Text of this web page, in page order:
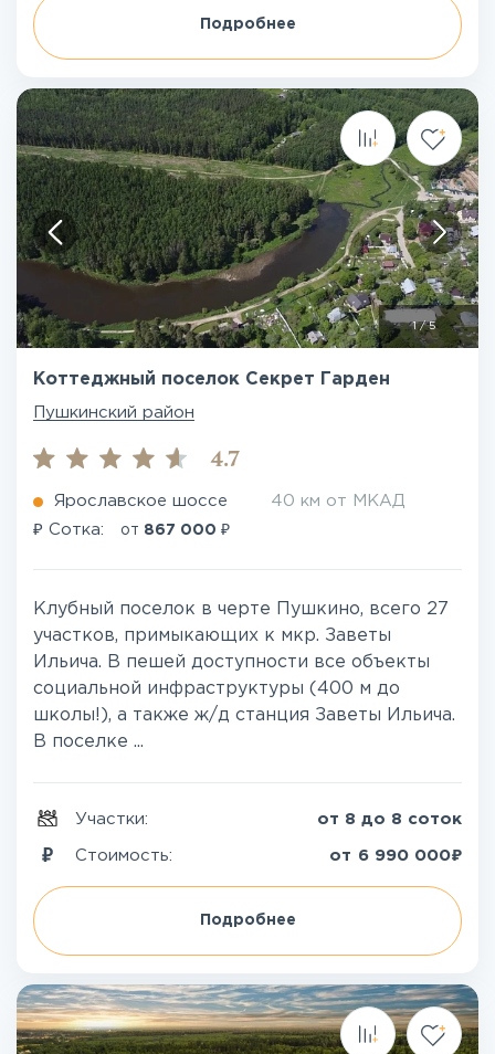
Подробнее
1/5
Коттеджный поселок Секрет Гарден
Пушкинский район
4.7
Ярославское шоссе 40 км от МКАД
₽ Сотка: от 867 000 ₽
Клубный поселок в черте Пушкино, всего 27
участков, примыкающих к мкр. Заветы
Ильича. В пешей доступности все объекты
социальной инфраструктуры (400 м до
школы!), а также ж/д станция Заветы Ильича.
В поселке ...
Участки: от 8 до 8 соток
Стоимость: от 6 990 000₽
Подробнее